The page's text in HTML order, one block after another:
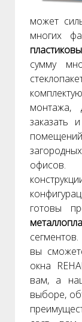
может
многих
сумму
заказать
офисов.
готовы
вы
окна
вам, а
выборе,